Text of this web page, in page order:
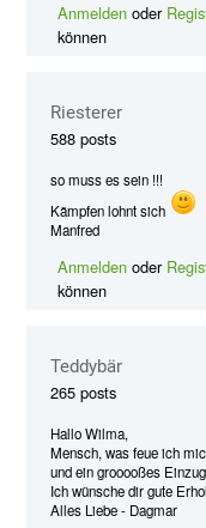
Anmelden oder
können
Riesterer
588 posts
so muss es sein !!!
Kämpfen lohnt sich
Manfred
Anmelden oder
können
Teddybär
265 posts
Hallo Wilma,
Mensch, was feue ich
und ein grooooßes
Ich wünsche dir gute
Alles Liebe - Dagmar